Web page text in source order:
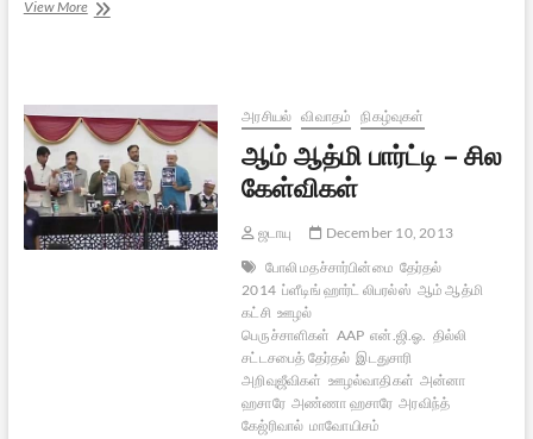
View Moreஉதயகுமார்
2
அரசியல் விவாதம் நிகழ்வுகள்
ஆம் ஆத்மி பார்ட்டி – சில
கேள்விகள்
ஜடாயு
December 10, 2013
போலி மதச்சார்பின்மை தேர்தல்
2014 ப்ளீடிங் ஹார்ட் லிபரல்ஸ் ஆம் ஆத்மி
கட்சி ஊழல்
பெருச்சாளிகள் AAP என்.ஜி.ஓ. தில்லி
சட்டசபைத் தேர்தல் இடதுசாரி
அறிவுஜீவிகள் ஊழல்வாதிகள் அன்னா
ஹசாரே அண்ணா ஹசாரே அரவிந்த்
கேஜ்ரிவால் மாவோயிசம்